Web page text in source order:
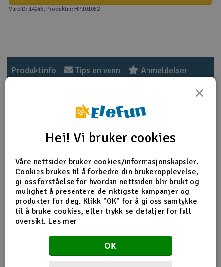
Modelljernbane
Outlet
Smarthjem, lek & hobby
Solenergi
Sparkesykler & elkjøretøy
Verktøy, utstyr & tilbehør
Gavekort
VareID: 14246, Produktnr: HP101052
Produktinfo Tips en venn Anmeldelser
Produktinformasjon
HPI-101052 Brake Pads
Flere detaljer
Produktet er
forbundet med
Reservedeler HPI
Del av PartFinder
HPI Trophy 3.5 RTR Buggy 2,4ghz WP
HPI Vorza Buggy Nitro RTR
×
Hei! Vi bruker cookies
Våre nettsider bruker cookies/informasjonskapsler.
Cookies brukes til å forbedre din brukeropplevelse,
gi oss forståelse for hvordan nettsiden blir brukt og
mulighet å presentere de riktigste kampanjer og
produkter for deg. Klikk "OK" for å gi oss samtykke
til å bruke cookies, eller trykk se detaljer for full
oversikt. Les mer
OK